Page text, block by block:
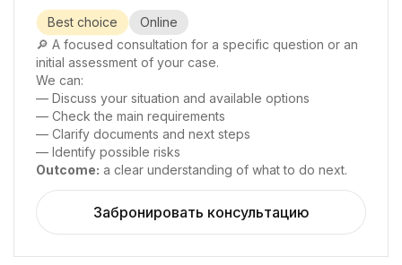
Best choice
Online
🔎 A focused consultation for a specific question or an
initial assessment of your case.
We can:
— Discuss your situation and available options
— Check the main requirements
— Clarify documents and next steps
— Identify possible risks
Outcome: a clear understanding of what to do next.
Забронировать консультацию